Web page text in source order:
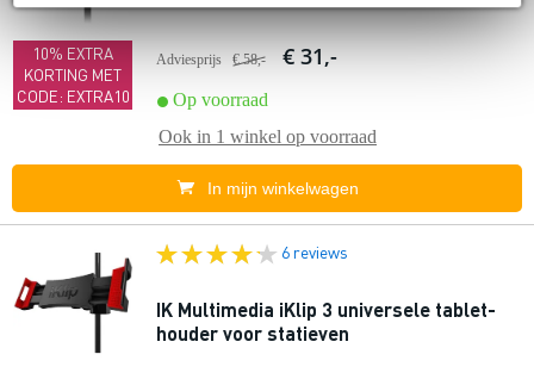
10% EXTRA
KORTING MET
CODE: EXTRA10
Adviesprijs € 58,- € 31,-
Op voorraad
Ook in 1 winkel op voorraad
In mijn winkelwagen
6 reviews
IK Multimedia iKlip 3 universele tablet-
houder voor statieven